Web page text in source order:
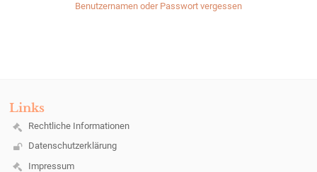
Benutzernamen oder Passwort vergessen
Links
Rechtliche Informationen
Datenschutzerklärung
Impressum